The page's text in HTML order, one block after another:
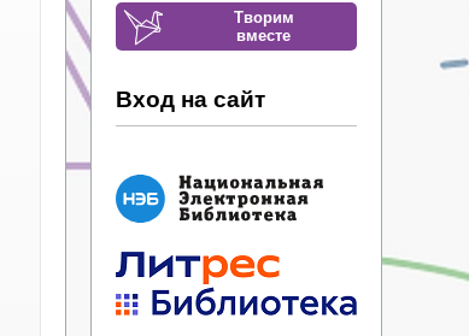
Творим
вместе
Вход на сайт